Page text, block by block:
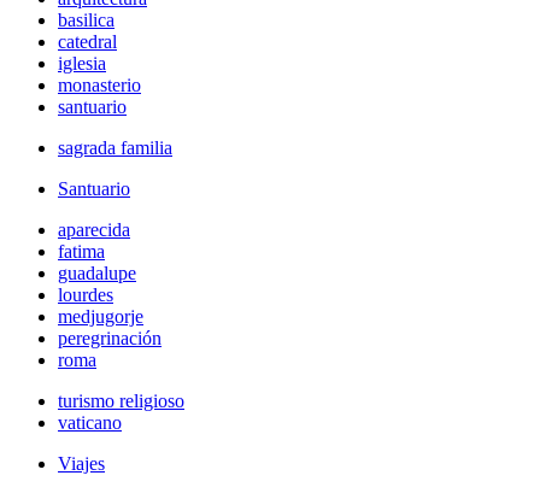
basilica
catedral
iglesia
monasterio
santuario
sagrada familia
Santuario
aparecida
fatima
guadalupe
lourdes
medjugorje
peregrinación
roma
turismo religioso
vaticano
Viajes